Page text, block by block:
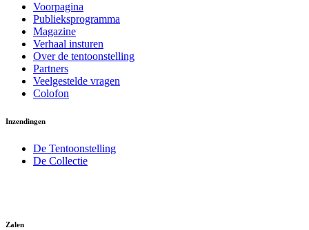
Voorpagina
Publieksprogramma
Magazine
Verhaal insturen
Over de tentoonstelling
Partners
Veelgestelde vragen
Colofon
Inzendingen
De Tentoonstelling
De Collectie
Zalen